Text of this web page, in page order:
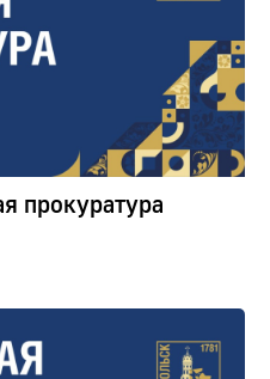
прокуратура